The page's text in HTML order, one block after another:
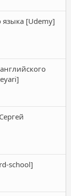
языка [Udemy]
school]